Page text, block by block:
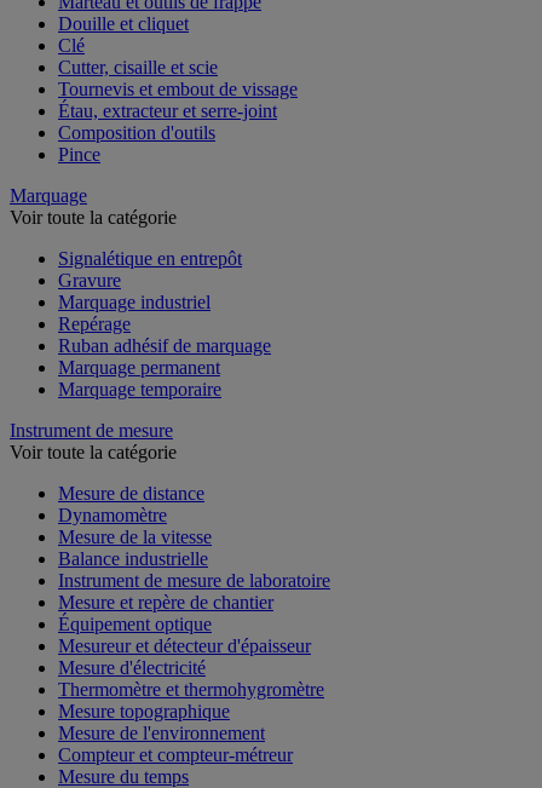
Douille et cliquet
Clé
Cutter, cisaille et scie
Tournevis et embout de vissage
Étau, extracteur et serre-joint
Composition d'outils
Pince
Marquage
Voir toute la catégorie
Signalétique en entrepôt
Gravure
Marquage industriel
Repérage
Ruban adhésif de marquage
Marquage permanent
Marquage temporaire
Instrument de mesure
Voir toute la catégorie
Mesure de distance
Dynamomètre
Mesure de la vitesse
Balance industrielle
Instrument de mesure de laboratoire
Mesure et repère de chantier
Équipement optique
Mesureur et détecteur d'épaisseur
Mesure d'électricité
Thermomètre et thermohygromètre
Mesure topographique
Mesure de l'environnement
Compteur et compteur-métreur
Mesure du temps